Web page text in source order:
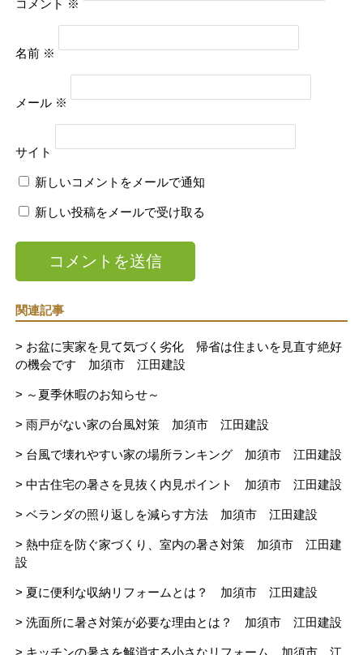
コメント ※
名前 ※
メール ※
サイト
新しいコメントをメールで通知
新しい投稿をメールで受け取る
関連記事
> お盆に実家を見て気づく劣化 帰省は住まいを見直す絶好
の機会です 加須市 江田建設
> ～夏季休暇のお知らせ～
> 雨戸がない家の台風対策 加須市 江田建設
> 台風で壊れやすい家の場所ランキング 加須市 江田建設
> 中古住宅の暑さを見抜く内見ポイント 加須市 江田建設
> ベランダの照り返しを減らす方法 加須市 江田建設
> 熱中症を防ぐ家づくり、室内の暑さ対策 加須市 江田建
設
> 夏に便利な収納リフォームとは？ 加須市 江田建設
> 洗面所に暑さ対策が必要な理由とは？ 加須市 江田建設